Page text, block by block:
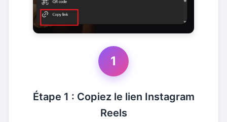
1
Étape 1 : Copiez le lien Instagram
Reels